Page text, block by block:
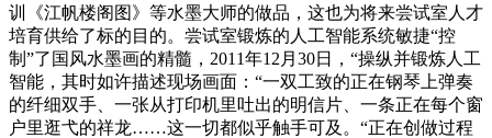
训《江帆楼阁图》等水墨大师的做品，这也为将来尝试室人才
培育供给了标的目的。尝试室锻炼的人工智能系统敏捷“控
制”了国风水墨画的精髓，2011年12月30日，“操纵并锻炼人工
智能，其时如许描述现场画面：“一双工致的正在钢琴上弹奏
的纤细双手、一张从打印机里吐出的明信片、一条正在每个窗
户里逛弋的祥龙……这一切都似乎触手可及。“正在创做过程